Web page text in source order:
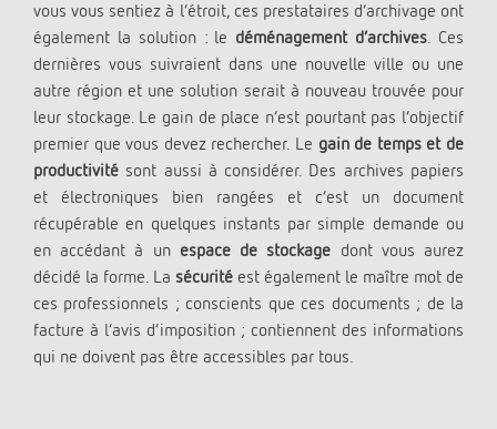
vous vous sentiez à l’étroit, ces prestataires d’archivage ont
également la solution : le déménagement d’archives. Ces
dernières vous suivraient dans une nouvelle ville ou une
autre région et une solution serait à nouveau trouvée pour
leur stockage. Le gain de place n’est pourtant pas l’objectif
premier que vous devez rechercher. Le gain de temps et de
productivité sont aussi à considérer. Des archives papiers
et électroniques bien rangées et c’est un document
récupérable en quelques instants par simple demande ou
en accédant à un espace de stockage dont vous aurez
décidé la forme. La sécurité est également le maître mot de
ces professionnels ; conscients que ces documents ; de la
facture à l’avis d’imposition ; contiennent des informations
qui ne doivent pas être accessibles par tous.